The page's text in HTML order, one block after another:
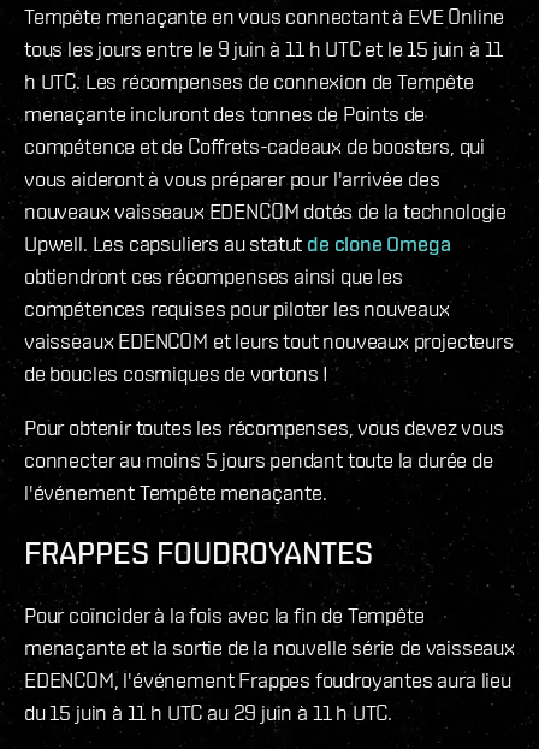
Tempête menaçante en vous connectant à EVE Online
tous les jours entre le 9 juin à 11 h UTC et le 15 juin à 11
h UTC. Les récompenses de connexion de Tempête
menaçante incluront des tonnes de Points de
compétence et de Coffrets-cadeaux de boosters, qui
vous aideront à vous préparer pour l'arrivée des
nouveaux vaisseaux EDENCOM dotés de la technologie
Upwell. Les capsuliers au statut de clone Omega
obtiendront ces récompenses ainsi que les
compétences requises pour piloter les nouveaux
vaisseaux EDENCOM et leurs tout nouveaux projecteurs
de boucles cosmiques de vortons !
Pour obtenir toutes les récompenses, vous devez vous
connecter au moins 5 jours pendant toute la durée de
l'événement Tempête menaçante.
FRAPPES FOUDROYANTES
Pour coïncider à la fois avec la fin de Tempête
menaçante et la sortie de la nouvelle série de vaisseaux
EDENCOM, l'événement Frappes foudroyantes aura lieu
du 15 juin à 11 h UTC au 29 juin à 11 h UTC.